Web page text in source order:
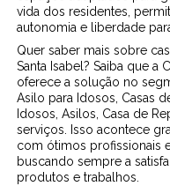
vida dos residentes,
autonomia e liberdade
Quer saber mais sobre
Santa Isabel? Saiba que a
oferece a solução no
Asilo para Idosos, Casas
Idosos, Asilos, Casa de
serviços. Isso acontece
com ótimos profissionais
buscando sempre a
produtos e trabalhos.